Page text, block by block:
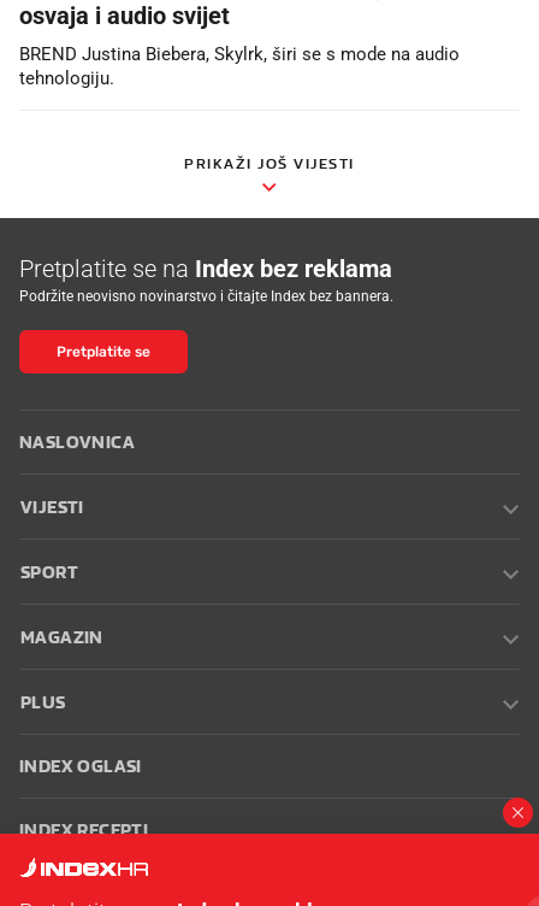
osvaja i audio svijet
BREND Justina Biebera, Skylrk, širi se s mode na audio
tehnologiju.
PRIKAŽI JOŠ VIJESTI
Pretplatite se na Index bez reklama
Podržite neovisno novinarstvo i čitajte Index bez bannera.
Pretplatite se
NASLOVNICA
VIJESTI
SPORT
MAGAZIN
PLUS
INDEX OGLASI
INDEX RECEPTI